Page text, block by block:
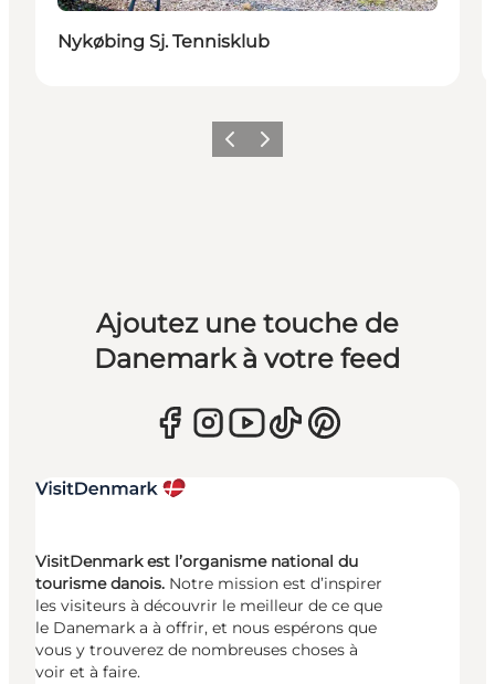
Nykøbing Sj. Tennisklub
PrécédentSuivant
Ajoutez une touche de
Danemark à votre feed
VisitDenmark est l’organisme national du
tourisme danois. Notre mission est d’inspirer
les visiteurs à découvrir le meilleur de ce que
le Danemark a à offrir, et nous espérons que
vous y trouverez de nombreuses choses à
voir et à faire.